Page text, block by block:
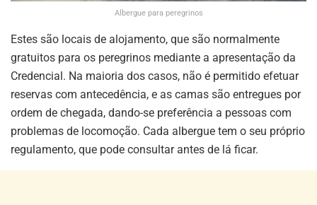
Albergue para peregrinos
Estes são locais de alojamento, que são normalmente
gratuitos para os peregrinos mediante a apresentação da
Credencial. Na maioria dos casos, não é permitido efetuar
reservas com antecedência, e as camas são entregues por
ordem de chegada, dando-se preferência a pessoas com
problemas de locomoção. Cada albergue tem o seu próprio
regulamento, que pode consultar antes de lá ficar.